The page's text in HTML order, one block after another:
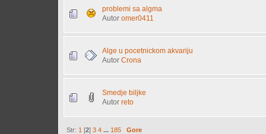
problemi sa algma
Autor omer0411
Alge u pocetnickom akvariju
Autor Crona
Smedje biljke
Autor reto
Str: 1 [2]3 4 ... 185 Gore